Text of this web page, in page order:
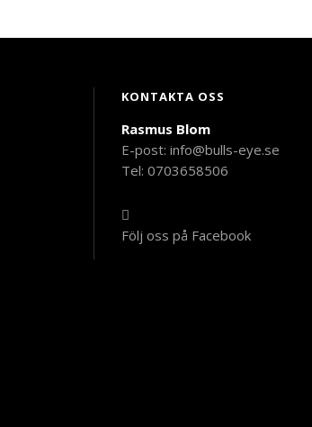
KONTAKTA OSS
Rasmus Blom
E-post: info@bulls-eye.se
Tel: 0703658506
Följ oss på Facebook